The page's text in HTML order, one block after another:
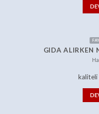
GIDA ALIRKEN
kaliteli